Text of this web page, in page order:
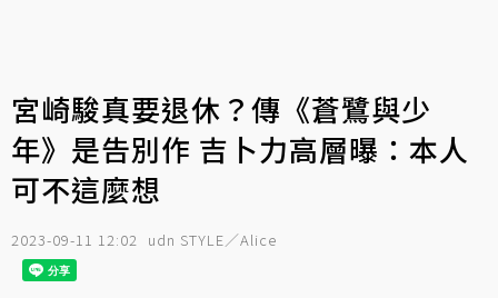
宮崎駿真要退休？傳《蒼鷺與少
年》是告別作 吉卜力高層曝：本人
可不這麼想
2023-09-11 12:02 udn STYLE／Alice